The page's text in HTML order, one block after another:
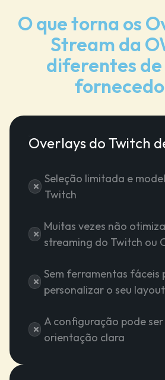
O que torna os
Stream da
diferentes
Overlays do Twitch
Seleção limitada e
Twitch
Muitas vezes não
streaming do Twitch ou
Sem ferramentas fáceis
personalizar o seu
A configuração pode
orientação clara